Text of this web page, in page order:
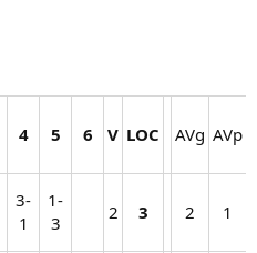
4 5 6 V LOC AVg​ AVp​
3-
1​
1-
3​
2​ 3 2​ 1​